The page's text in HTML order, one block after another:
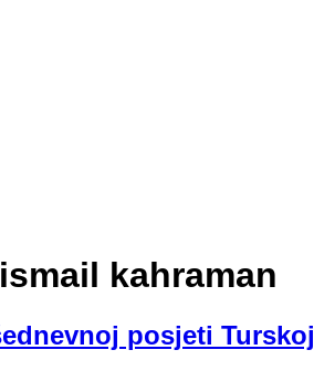
ismail kahraman
posjeti Turskoj